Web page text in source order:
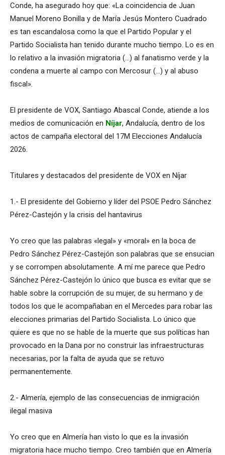
Conde, ha asegurado hoy que: «La coincidencia de Juan
Manuel Moreno Bonilla y de María Jesús Montero Cuadrado
es tan escandalosa como la que el Partido Popular y el
Partido Socialista han tenido durante mucho tiempo. Lo es en
lo relativo a la invasión migratoria (…) al fanatismo verde y la
condena a muerte al campo con Mercosur (…) y al abuso
fiscal».
El presidente de VOX, Santiago Abascal Conde, atiende a los
medios de comunicación en Níjar, Andalucía, dentro de los
actos de campaña electoral del 17M Elecciones Andalucía
2026.
Titulares y destacados del presidente de VOX en Níjar
1.- El presidente del Gobierno y líder del PSOE Pedro Sánchez
Pérez-Castejón y la crisis del hantavirus
Yo creo que las palabras «legal» y «moral» en la boca de
Pedro Sánchez Pérez-Castejón son palabras que se ensucian
y se corrompen absolutamente. A mí me parece que Pedro
Sánchez Pérez-Castejón lo único que busca es evitar que se
hable sobre la corrupción de su mujer, de su hermano y de
todos los que le acompañaban en el Mercedes para robar las
elecciones primarias del Partido Socialista. Lo único que
quiere es que no se hable de la muerte que sus políticas han
provocado en la Dana por no construir las infraestructuras
necesarias, por la falta de ayuda que se retuvo
permanentemente.
2.- Almería, ejemplo de las consecuencias de inmigración
ilegal masiva
Yo creo que en Almería han visto lo que es la invasión
migratoria hace mucho tiempo. Creo también que en Almería